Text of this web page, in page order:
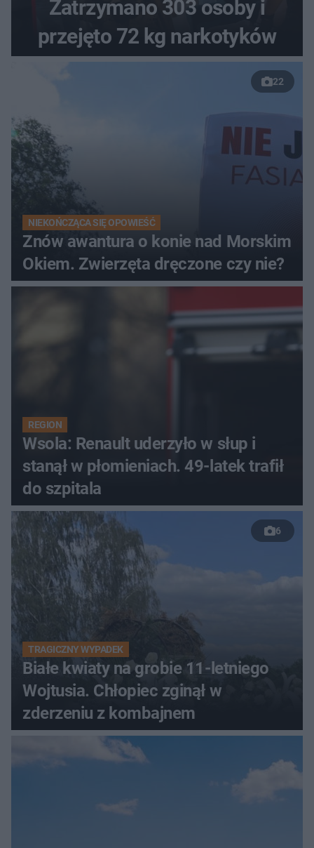
Zatrzymano 303 osoby i
przejęto 72 kg narkotyków
22
NIEKOŃCZĄCA SIĘ OPOWIEŚĆ
Znów awantura o konie nad Morskim
Okiem. Zwierzęta dręczone czy nie?
REGION
Wsola: Renault uderzyło w słup i
stanął w płomieniach. 49-latek trafił
do szpitala
6
TRAGICZNY WYPADEK
Białe kwiaty na grobie 11-letniego
Wojtusia. Chłopiec zginął w
zderzeniu z kombajnem